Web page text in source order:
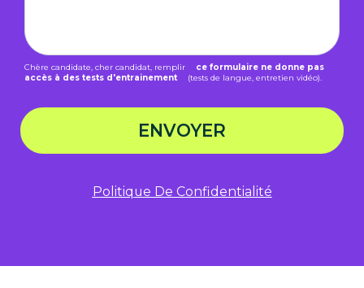
Chère candidate, cher candidat, remplir
ce formulaire ne donne pas
accès à des tests d'entrainement
(tests de langue, entretien vidéo).
ENVOYER
Politique De Confidentialité